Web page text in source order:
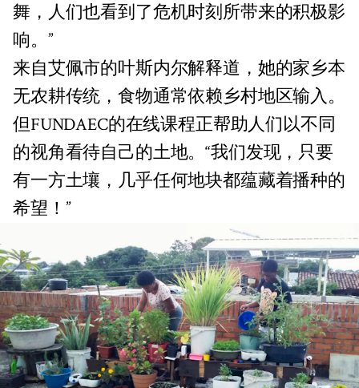
舞，人们也看到了危机时刻所带来的积极影
响。”
来自艾佩市的叶斯内尔解释道，她的家乡本
无农耕传统，食物通常依赖乡村地区输入。
但FUNDAEC的在线课程正帮助人们以不同
的视角看待自己的土地。“我们发现，只要
有一方土壤，几乎任何地块都蕴藏着播种的
希望！”